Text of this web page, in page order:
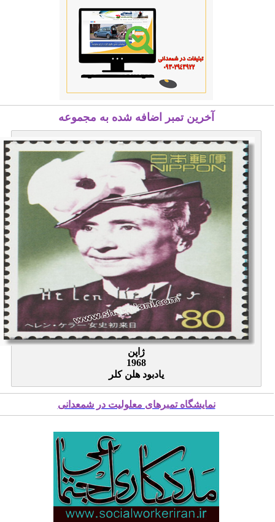
آخرین تمبر اضافه شده به مجموعه
ژاپن
1968
یادبود هلن کلر
نمایشگاه تمبرهای معلولیت در شمعدانی